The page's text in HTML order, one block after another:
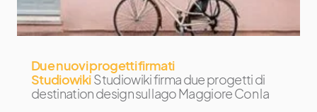
Due nuovi progetti firmati
Studiowiki Studiowiki firma due progetti di
destination design sul lago Maggiore Con la